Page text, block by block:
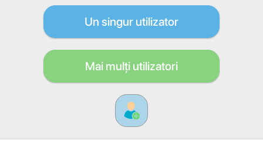
Un singur utilizator
Mai mulți utilizatori